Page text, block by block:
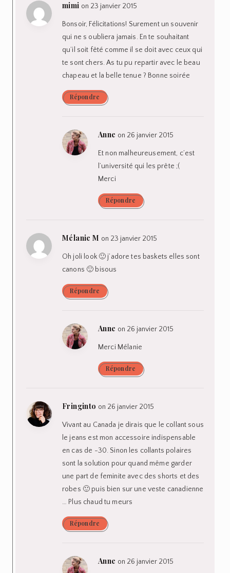
mimi on 23 janvier 2015
Bonsoir, Félicitations! Surement un souvenir
qui ne s oubliera jamais. En te souhaitant
qu’il soit fêté comme il se doit avec ceux qui
te sont chers. As tu pu repartir avec le beau
chapeau et la belle tenue ? Bonne soirée
Répondre
Anne on 26 janvier 2015
Et non malheureusement, c’est
l’université qui les prête ;(
Merci
Répondre
Mélanie M on 23 janvier 2015
Oh joli look 🙂 j’adore tes baskets elles sont
canons 🙂 bisous
Répondre
Anne on 26 janvier 2015
Merci Mélanie
Répondre
Fringinto on 26 janvier 2015
Vivant au Canada je dirais que le collant sous
le jeans est mon accessoire indispensable
en cas de -30. Sinon les collants polaires
sont la solution pour quand même garder
une part de feminite avec des shorts et des
robes 🙂 puis bien sur une veste canadienne
… Plus chaud tu meurs
Répondre
Anne on 26 janvier 2015